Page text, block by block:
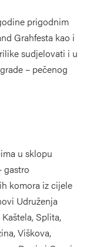
prigodnim
Grahfesta kao i
sudjelovati i u
– pečenog
u sklopu
gastro
komora iz cijele
Udruženja
Splita,
Viškova,